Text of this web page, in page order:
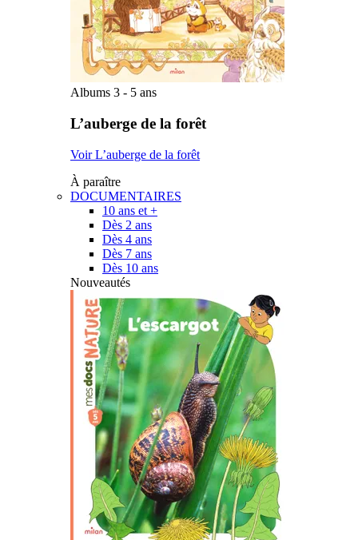
Albums 3 - 5 ans
L’auberge de la forêt
Voir L’auberge de la forêt
À paraître
DOCUMENTAIRES
10 ans et +
Dès 2 ans
Dès 4 ans
Dès 7 ans
Dès 10 ans
Nouveautés